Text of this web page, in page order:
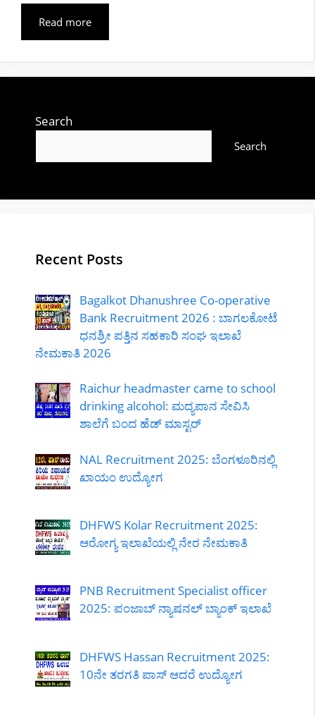
Read more
Search
Search
Recent Posts
Bagalkot Dhanushree Co-operative
Bank Recruitment 2026 : ಬಾಗಲಕೋಟೆ
ಧನಶ್ರೀ ಪತ್ತಿನ ಸಹಕಾರಿ ಸಂಘ ಇಲಾಖೆ
ನೇಮಕಾತಿ 2026
Raichur headmaster came to school
drinking alcohol: ಮದ್ಯಪಾನ ಸೇವಿಸಿ
ಶಾಲೆಗೆ ಬಂದ ಹೆಡ್ ಮಾಸ್ಟರ್
NAL Recruitment 2025: ಬೆಂಗಳೂರಿನಲ್ಲಿ
ಖಾಯಂ ಉದ್ಯೋಗ
DHFWS Kolar Recruitment 2025:
ಆರೋಗ್ಯ ಇಲಾಖೆಯಲ್ಲಿ ನೇರ ನೇಮಕಾತಿ
PNB Recruitment Specialist officer
2025: ಪಂಜಾಬ್ ನ್ಯಾಷನಲ್ ಬ್ಯಾಂಕ್ ಇಲಾಖೆ
DHFWS Hassan Recruitment 2025:
10ನೇ ತರಗತಿ ಪಾಸ್ ಆದರೆ ಉದ್ಯೋಗ